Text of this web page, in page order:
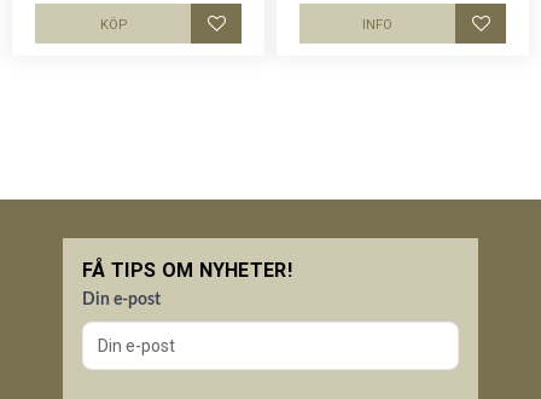
Lägg till i favoriter
KÖP
Lägg
INFO
FÅ TIPS OM NYHETER!
Din e-post